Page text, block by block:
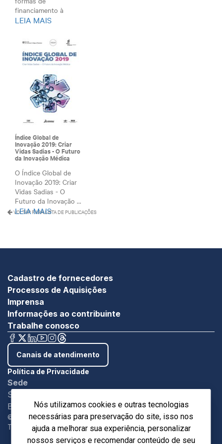
financiamento à
construção c...
LEIA MAIS
Índice Global de
Inovação 2019: Criar
Vidas Sadias - O Futuro
da Inovação Médica
O Índice Global de
Inovação 2019: Criar
Vidas Sadias - O
Futuro da Inovação ...
LEIA MAIS
VOLTAR PARA LISTA DE PUBLICAÇÕES
Cadastro de fornecedores
Processos de Aquisições
Imprensa
Informações ao contribuinte
Trabalhe conosco
Canais de atendimento
Política de Privacidade
Sede
SBN - Quadra 1 - Bloco C Ed. Roberto Simonsen
Brasília/DF - CEP 7004-903
©Copyright 2024. Sistema Indústria.
Todos os direitos reservados.
Nós utilizamos cookies e outras tecnologias
necessárias para preservação do site, isso nos
ajuda a melhorar sua experiência, personalizar
nossos serviços e recomendar conteúdo de seu